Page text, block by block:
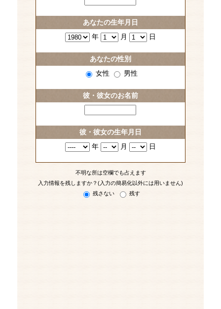
あなたの生年月日
年
月 日
あなたの性別
女性
男性
彼・彼女のお名前
彼・彼女の生年月日
年
月 日
不明な所は空欄でも占えます
入力情報を残しますか？(入力の簡易化以外には用いません)
残さない
残す